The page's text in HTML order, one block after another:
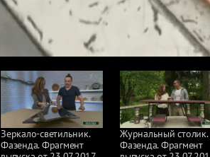
Зеркало-светильник.
Фазенда. Фрагмент
Журнальный столик.
Фазенда. Фрагмент